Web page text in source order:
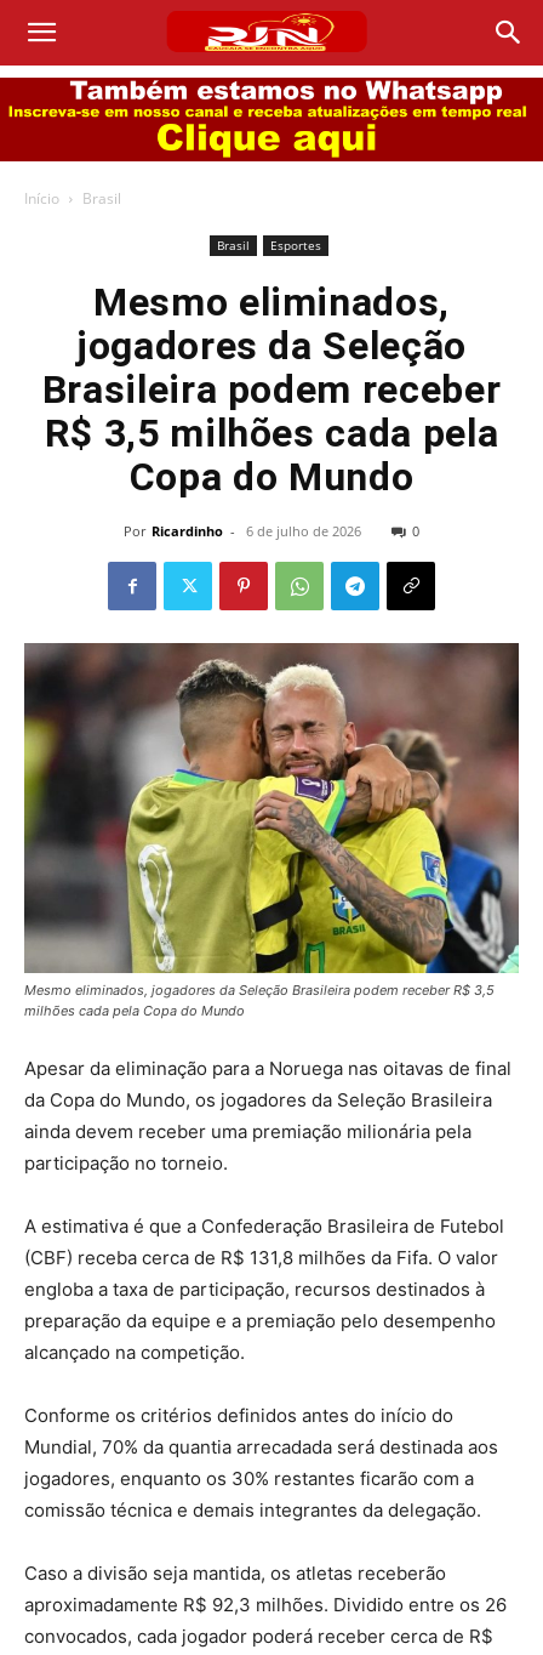
Início Brasil
Brasil Esportes
Mesmo eliminados,
jogadores da Seleção
Brasileira podem receber
R$ 3,5 milhões cada pela
Copa do Mundo
Por Ricardinho - 6 de julho de 2026 0
Mesmo eliminados, jogadores da Seleção Brasileira podem receber R$ 3,5
milhões cada pela Copa do Mundo
Apesar da eliminação para a Noruega nas oitavas de final
da Copa do Mundo, os jogadores da Seleção Brasileira
ainda devem receber uma premiação milionária pela
participação no torneio.
A estimativa é que a Confederação Brasileira de Futebol
(CBF) receba cerca de R$ 131,8 milhões da Fifa. O valor
engloba a taxa de participação, recursos destinados à
preparação da equipe e a premiação pelo desempenho
alcançado na competição.
Conforme os critérios definidos antes do início do
Mundial, 70% da quantia arrecadada será destinada aos
jogadores, enquanto os 30% restantes ficarão com a
comissão técnica e demais integrantes da delegação.
Caso a divisão seja mantida, os atletas receberão
aproximadamente R$ 92,3 milhões. Dividido entre os 26
convocados, cada jogador poderá receber cerca de R$